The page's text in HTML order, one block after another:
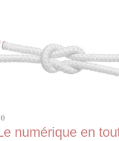
numérique en